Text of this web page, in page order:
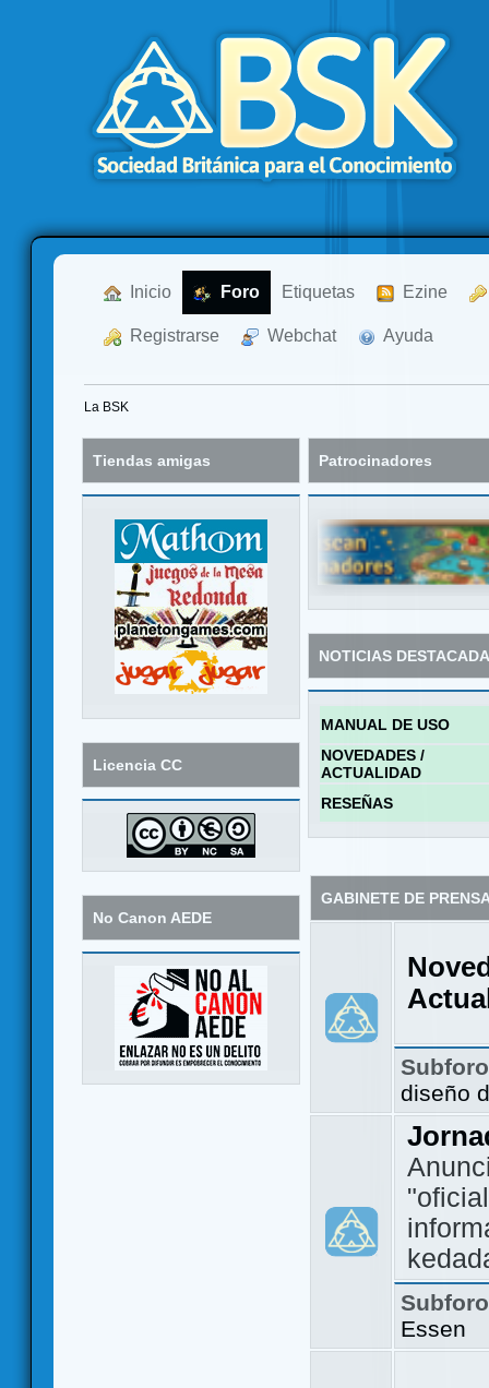
Inicio Foro Etiquetas Ezine
Registrarse Webchat Ayuda
La BSK
Tiendas amigas
Licencia CC
No Canon AEDE
Patrocinadores
NOTICIAS
MANUAL DE USO
NOVEDADES /
ACTUALIDAD
RESEÑAS
GABINETE DE
diseño
Essen